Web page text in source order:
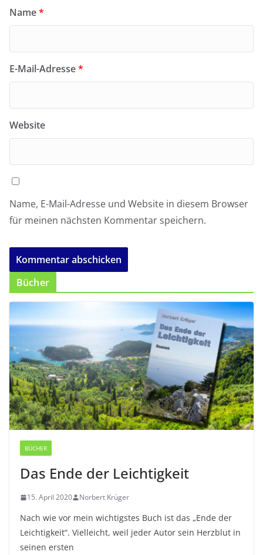
Name*
E-Mail-Adresse*
Website
Name, E-Mail-Adresse und Website in diesem Browser
für meinen nächsten Kommentar speichern.
Bücher
BÜCHER
Das Ende der Leichtigkeit
15. April 2020 Norbert Krüger
Nach wie vor mein wichtigstes Buch ist das „Ende der
Leichtigkeit“. Vielleicht, weil jeder Autor sein Herzblut in
seinen ersten